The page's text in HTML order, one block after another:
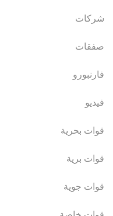
شركات
صفقات
فارنبورو
فيديو
قوات بحرية
قوات برية
قوات جوية